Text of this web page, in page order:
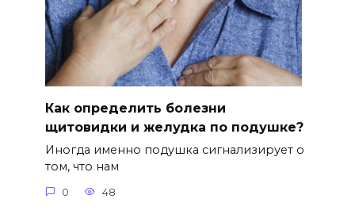
Как определить болезни
щитовидки и желудка по подушке?
Иногда именно подушка сигнализирует о
том, что нам
0 48